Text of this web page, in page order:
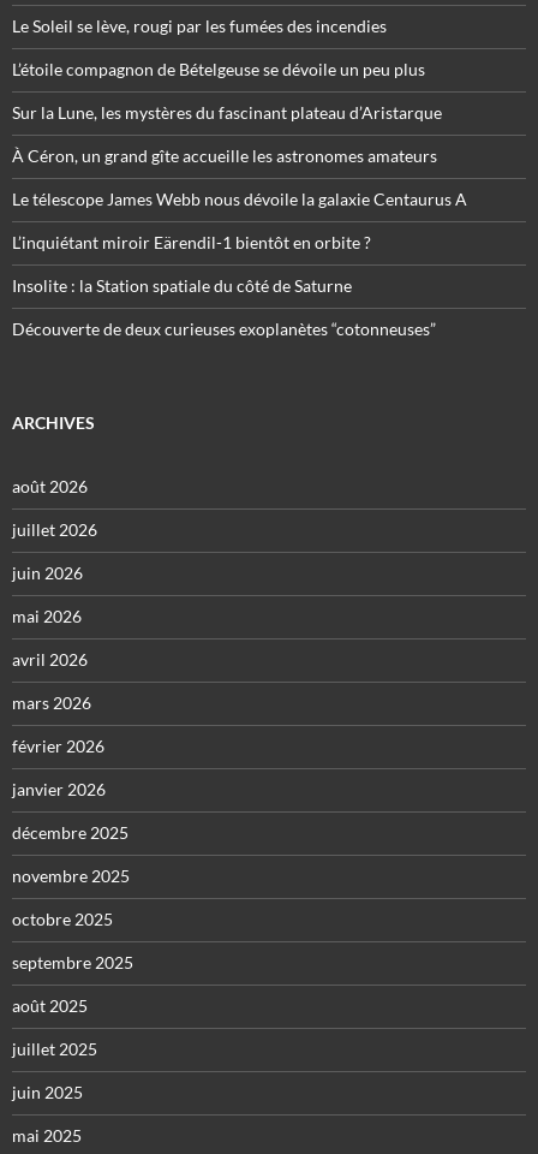
Le Soleil se lève, rougi par les fumées des incendies
L’étoile compagnon de Bételgeuse se dévoile un peu plus
Sur la Lune, les mystères du fascinant plateau d’Aristarque
À Céron, un grand gîte accueille les astronomes amateurs
Le télescope James Webb nous dévoile la galaxie Centaurus A
L’inquiétant miroir Eärendil-1 bientôt en orbite ?
Insolite : la Station spatiale du côté de Saturne
Découverte de deux curieuses exoplanètes “cotonneuses”
ARCHIVES
août 2026
juillet 2026
juin 2026
mai 2026
avril 2026
mars 2026
février 2026
janvier 2026
décembre 2025
novembre 2025
octobre 2025
septembre 2025
août 2025
juillet 2025
juin 2025
mai 2025